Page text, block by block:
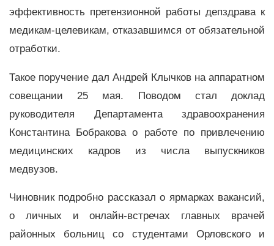
эффективность претензионной работы депздрава к
медикам-целевикам, отказавшимся от обязательной
отработки.
Такое поручение дал Андрей Клычков на аппаратном
совещании 25 мая. Поводом стал доклад
руководителя Департамента здравоохранения
Константина Бобракова о работе по привлечению
медицинских кадров из числа выпускников
медвузов.
Чиновник подробно рассказал о ярмарках вакансий,
о личных и онлайн-встречах главных врачей
районных больниц со студентами Орловского и